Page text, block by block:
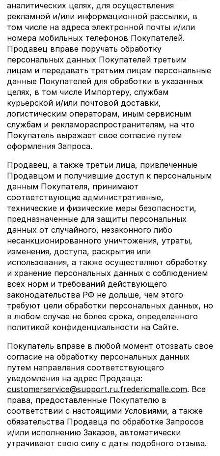
аналитических целях, для осуществления
рекламной и/или информационной рассылки, в
том числе на адреса электронной почты и/или
номера мобильных телефонов Покупателей.
Продавец вправе поручать обработку
персональных данных Покупателей третьим
лицам и передавать третьим лицам персональные
данные Покупателей для обработки в указанных
целях, в том числе Импортеру, службам
курьерской и/или почтовой доставки,
логистическим операторам, иным сервисным
службам и рекламораспространителям, на что
Покупатель выражает свое согласие путем
оформления Запроса.
Продавец, а также третьи лица, привлеченные
Продавцом и получившие доступ к персональным
данным Покупателя, принимают
соответствующие административные,
технические и физические меры безопасности,
предназначенные для защиты персональных
данных от случайного, незаконного либо
несанкционированного уничтожения, утраты,
изменения, доступа, раскрытия или
использования, а также осуществляют обработку
и хранение персональных данных с соблюдением
всех норм и требований действующего
законодательства РФ не дольше, чем этого
требуют цели обработки персональных данных, но
в любом случае не более срока, определенного
политикой конфиденциальности на Сайте.
Покупатель вправе в любой момент отозвать свое
согласие на обработку персональных данных
путем направления соответствующего
уведомления на адрес Продавца:
customerservice@support.ru.fredericmalle.com. Все
права, предоставленные Покупателю в
соответствии с настоящими Условиями, а также
обязательства Продавца по обработке Запросов
и/или исполнению Заказов, автоматически
утрачивают свою силу с даты подобного отзыва.